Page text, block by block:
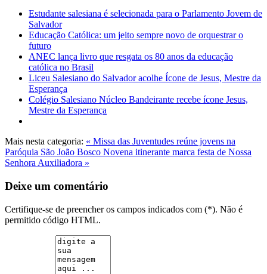
Estudante salesiana é selecionada para o Parlamento Jovem de
Salvador
Educação Católica: um jeito sempre novo de orquestrar o
futuro
ANEC lança livro que resgata os 80 anos da educação
católica no Brasil
Liceu Salesiano do Salvador acolhe Ícone de Jesus, Mestre da
Esperança
Colégio Salesiano Núcleo Bandeirante recebe ícone Jesus,
Mestre da Esperança
Mais nesta categoria: « Missa das Juventudes reúne jovens na
Paróquia São João Bosco Novena itinerante marca festa de Nossa
Senhora Auxiliadora »
Deixe um comentário
Certifique-se de preencher os campos indicados com (*). Não é
permitido código HTML.